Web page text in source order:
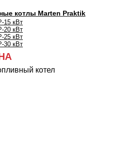
котлы Marten Praktik
15 кВт
20 кВт
25 кВт
30 кВт
котел